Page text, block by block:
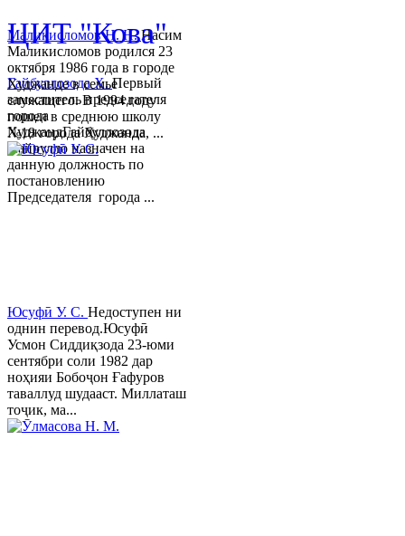
Гайбуллозода Х.Первый
заместитель председателя
города
ХуджандГайбуллозода
Хайрулло назначен на
данную должность по
постановлению
Председателя города ...
Маликисломов Н. Н.Насим
Маликисломов родился 23
октября 1986 года в городе
Худжанде в семье
служащего. В 1994 году
пошел в среднюю школу
№18 города Худжанда, ...
Юсуфӣ У. C. Недоступен ни
однин перевод.Юсуфӣ
Усмон Сиддиқзода 23-юми
сентябри соли 1982 дар
ноҳияи Бобоҷон Ғафуров
таваллуд шудааст. Миллаташ
тоҷик, ма...
ЦИТ "Кова"